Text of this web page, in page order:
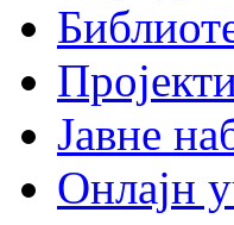
Јавне
Онлајн